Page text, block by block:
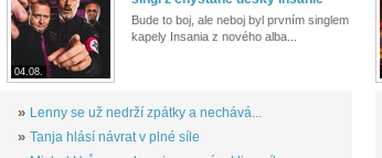
04.08.
Bude to boj, ale neboj byl prvním singlem
kapely Insania z nového alba...
» Lenny se už nedrží zpátky a nechává...
» Tanja hlásí návrat v plné síle